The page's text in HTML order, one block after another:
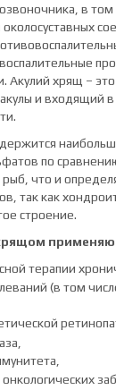
в
Акулий хрящ –
и входящий в
по
что и
так как
строение.
терапии
(в том